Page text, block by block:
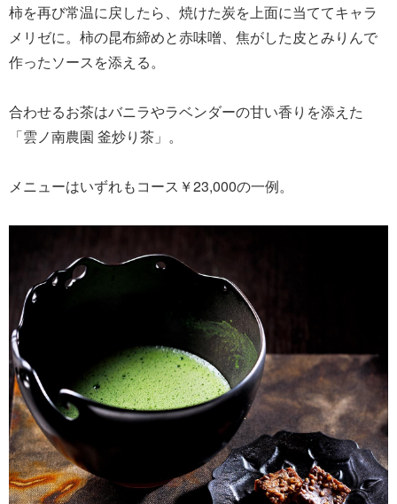
柿を再び常温に戻したら、焼けた炭を上面に当ててキャラ
メリゼに。柿の昆布締めと赤味噌、焦がした皮とみりんで
作ったソースを添える。
合わせるお茶はバニラやラベンダーの甘い香りを添えた
「雲ノ南農園 釜炒り茶」。
メニューはいずれもコース￥23,000の一例。